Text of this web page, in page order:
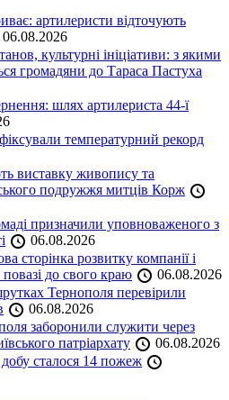
артилеристи відточують
06.08.2026
культурні ініціативи: з якими
громадяни до Тараса Пастуха
шлях артилериста 44-ї
температурний рекорд
виставку живопису та
подружжя митців Корж
призначили уповноваженого з
06.08.2026
сторінка розвитку компанії і
до свого краю
06.08.2026
Тернополя перевірили
06.08.2026
заборонили служити через
патріархату
06.08.2026
сталося 14 пожеж